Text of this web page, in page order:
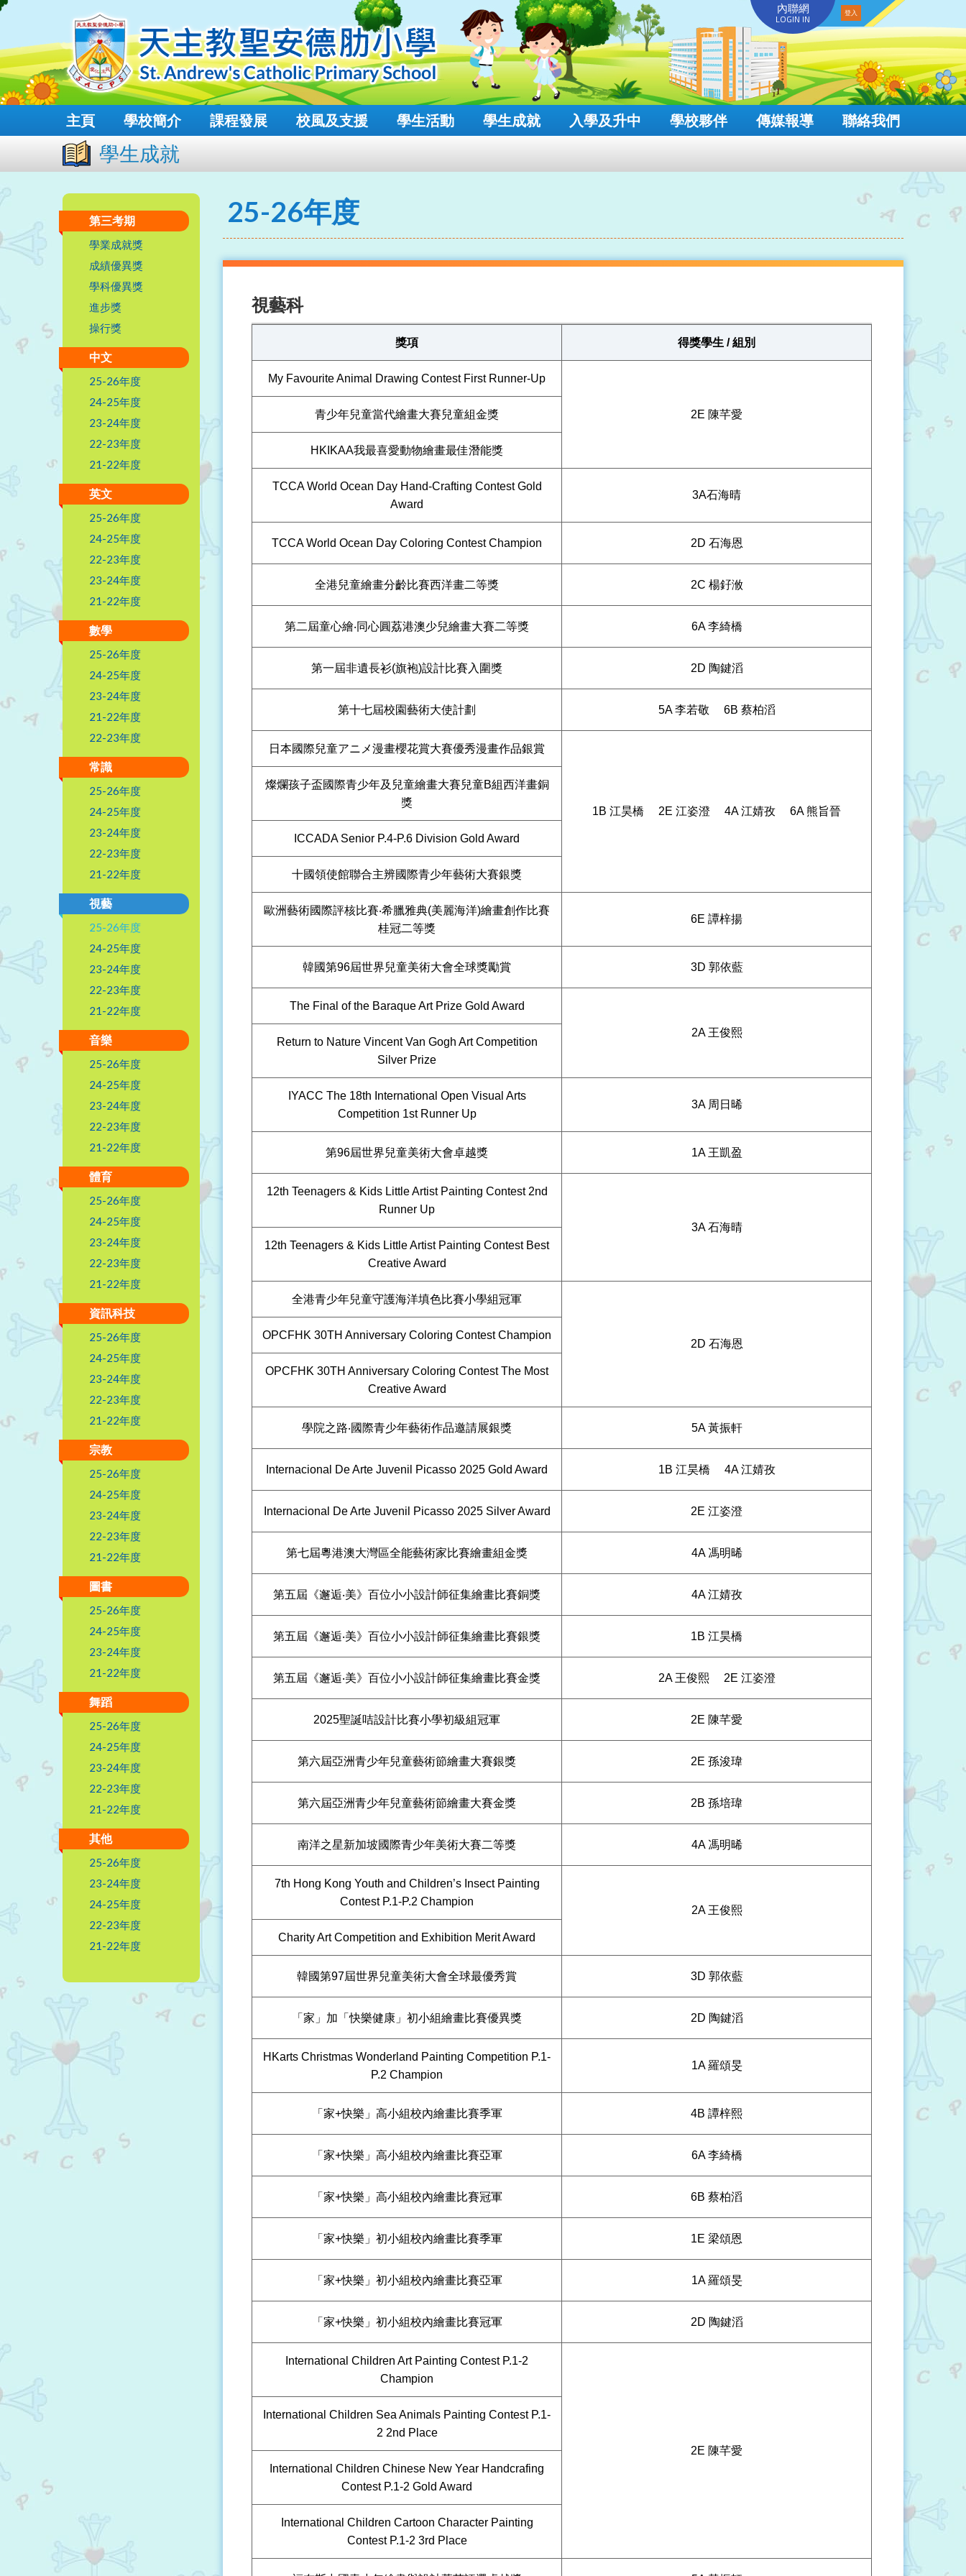
內聯網
LOGIN IN
主頁 學校簡介 課程發展 校風及支援 學生活動 學生成就 入學及升中 學校夥伴 傳媒報導 聯絡我們
學生成就
第三考期
學業成就獎
成績優異獎
學科優異獎
進步獎
操行獎
中文
25-26年度
24-25年度
23-24年度
22-23年度
21-22年度
英文
25-26年度
24-25年度
22-23年度
23-24年度
21-22年度
數學
25-26年度
24-25年度
23-24年度
21-22年度
22-23年度
常識
25-26年度
24-25年度
23-24年度
22-23年度
21-22年度
視藝
25-26年度
24-25年度
23-24年度
22-23年度
21-22年度
音樂
25-26年度
24-25年度
23-24年度
22-23年度
21-22年度
體育
25-26年度
24-25年度
23-24年度
22-23年度
21-22年度
資訊科技
25-26年度
24-25年度
23-24年度
22-23年度
21-22年度
宗教
25-26年度
24-25年度
23-24年度
22-23年度
21-22年度
圖書
25-26年度
24-25年度
23-24年度
21-22年度
舞蹈
25-26年度
24-25年度
23-24年度
22-23年度
21-22年度
其他
25-26年度
23-24年度
24-25年度
22-23年度
21-22年度
25-26年度
視藝科
獎項 得獎學生 / 組別
My Favourite Animal Drawing Contest First Runner-Up
2E 陳芊愛
青少年兒童當代繪畫大賽兒童組金獎
HKIKAA我最喜愛動物繪畫最佳潛能獎
TCCA World Ocean Day Hand-Crafting Contest Gold
Award
3A石海晴
TCCA World Ocean Day Coloring Contest Champion 2D 石海恩
全港兒童繪畫分齡比賽西洋畫二等獎 2C 楊釨浟
第二屆童心繪‧同心圓荔港澳少兒繪畫大賽二等獎 6A 李綺橋
第一屆非遺長衫(旗袍)設計比賽入圍獎 2D 陶鍵滔
第十七屆校園藝術大使計劃 5A 李若敬 6B 蔡柏滔
日本國際兒童アニメ漫畫櫻花賞大賽優秀漫畫作品銀賞
1B 江昊橋 2E 江姿澄 4A 江婧孜 6A 熊旨晉
燦爛孩子盃國際青少年及兒童繪畫大賽兒童B組西洋畫銅
獎
ICCADA Senior P.4-P.6 Division Gold Award
十國領使館聯合主辨國際青少年藝術大賽銀獎
歐洲藝術國際評核比賽‧希臘雅典(美麗海洋)繪畫創作比賽
桂冠二等獎
6E 譚梓揚
韓國第96屆世界兒童美術大會全球獎勵賞 3D 郭依藍
The Final of the Baraque Art Prize Gold Award
2A 王俊熙
Return to Nature Vincent Van Gogh Art Competition
Silver Prize
IYACC The 18th International Open Visual Arts
Competition 1st Runner Up
3A 周日晞
第96屆世界兒童美術大會卓越獎 1A 王凱盈
12th Teenagers & Kids Little Artist Painting Contest 2nd
Runner Up
3A 石海晴
12th Teenagers & Kids Little Artist Painting Contest Best
Creative Award
全港青少年兒童守護海洋填色比賽小學組冠軍
2D 石海恩
OPCFHK 30TH Anniversary Coloring Contest Champion
OPCFHK 30TH Anniversary Coloring Contest The Most
Creative Award
學院之路‧國際青少年藝術作品邀請展銀獎 5A 黃振軒
Internacional De Arte Juvenil Picasso 2025 Gold Award 1B 江昊橋 4A 江婧孜
Internacional De Arte Juvenil Picasso 2025 Silver Award 2E 江姿澄
第七屆粵港澳大灣區全能藝術家比賽繪畫組金獎 4A 馮明晞
第五屆《邂逅‧美》百位小小設計師征集繪畫比賽銅獎 4A 江婧孜
第五屆《邂逅‧美》百位小小設計師征集繪畫比賽銀獎 1B 江昊橋
第五屆《邂逅‧美》百位小小設計師征集繪畫比賽金獎 2A 王俊熙 2E 江姿澄
2025聖誕咭設計比賽小學初級組冠軍 2E 陳芊愛
第六屆亞洲青少年兒童藝術節繪畫大賽銀獎 2E 孫浚瑋
第六屆亞洲青少年兒童藝術節繪畫大賽金獎 2B 孫培瑋
南洋之星新加坡國際青少年美術大賽二等獎 4A 馮明晞
7th Hong Kong Youth and Children’s Insect Painting
Contest P.1-P.2 Champion
2A 王俊熙
Charity Art Competition and Exhibition Merit Award
韓國第97屆世界兒童美術大會全球最優秀賞 3D 郭依藍
「家」加「快樂健康」初小組繪畫比賽優異獎 2D 陶鍵滔
HKarts Christmas Wonderland Painting Competition P.1-
P.2 Champion
1A 羅頌旻
「家+快樂」高小組校內繪畫比賽季軍 4B 譚梓熙
「家+快樂」高小組校內繪畫比賽亞軍 6A 李綺橋
「家+快樂」高小組校內繪畫比賽冠軍 6B 蔡柏滔
「家+快樂」初小組校內繪畫比賽季軍 1E 梁頌恩
「家+快樂」初小組校內繪畫比賽亞軍 1A 羅頌旻
「家+快樂」初小組校內繪畫比賽冠軍 2D 陶鍵滔
International Children Art Painting Contest P.1-2
Champion
2E 陳芊愛
International Children Sea Animals Painting Contest P.1-
2 2nd Place
International Children Chinese New Year Handcrafing
Contest P.1-2 Gold Award
International Children Cartoon Character Painting
Contest P.1-2 3rd Place